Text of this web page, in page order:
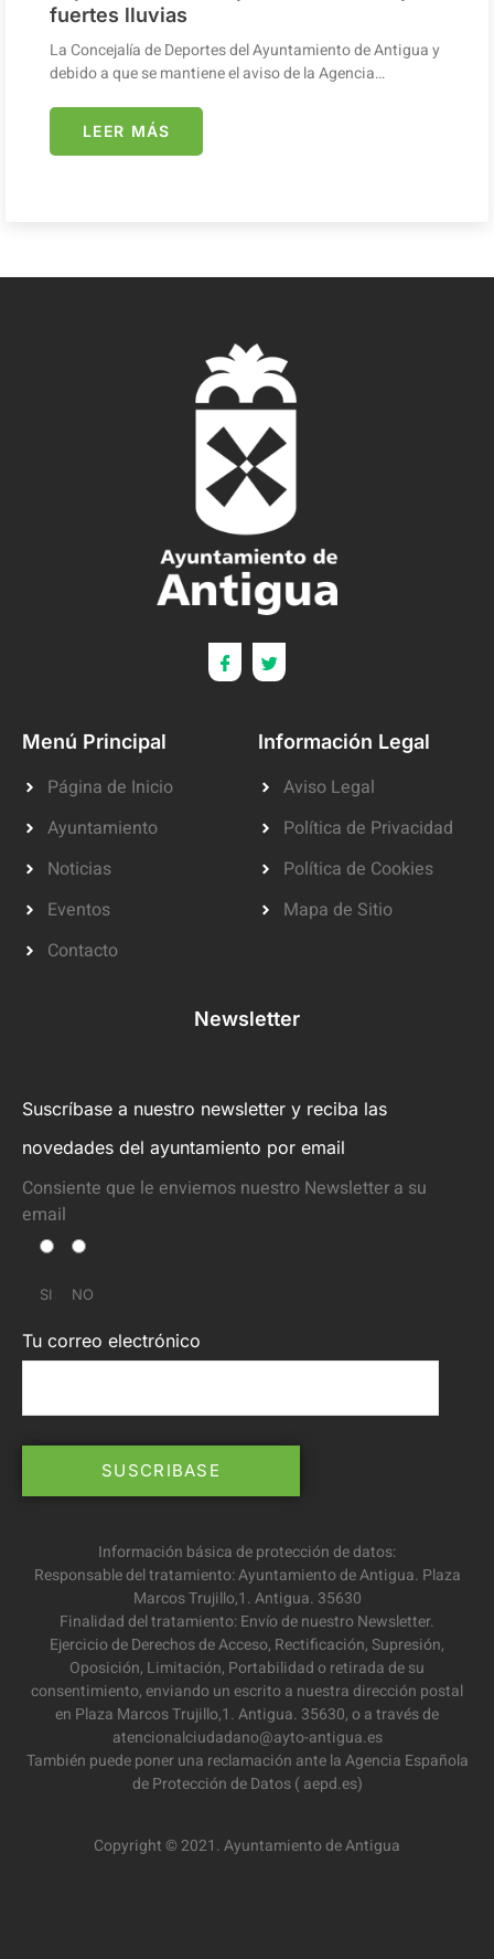
fuertes lluvias
La Concejalía de Deportes del Ayuntamiento de Antigua y
debido a que se mantiene el aviso de la Agencia…
LEER MÁS
Menú Principal
Página de Inicio
Ayuntamiento
Noticias
Eventos
Contacto
Información Legal
Aviso Legal
Política de Privacidad
Política de Cookies
Mapa de Sitio
Newsletter
Suscríbase a nuestro newsletter y reciba las
novedades del ayuntamiento por email
Consiente que le enviemos nuestro Newsletter a su
email
SI NO
Tu correo electrónico
Información básica de protección de datos:
Responsable del tratamiento: Ayuntamiento de Antigua. Plaza
Marcos Trujillo,1. Antigua. 35630
Finalidad del tratamiento: Envío de nuestro Newsletter.
Ejercicio de Derechos de Acceso, Rectificación, Supresión,
Oposición, Limitación, Portabilidad o retirada de su
consentimiento, enviando un escrito a nuestra dirección postal
en Plaza Marcos Trujillo,1. Antigua. 35630, o a través de
atencionalciudadano@ayto-antigua.es
También puede poner una reclamación ante la Agencia Española
de Protección de Datos ( aepd.es)
Copyright © 2021. Ayuntamiento de Antigua